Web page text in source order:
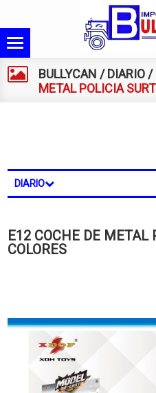
BULLYCAN / DIARIO /
METAL POLICIA
DIARIO
E12 COCHE DE METAL
COLORES